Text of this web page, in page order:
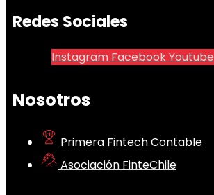
Redes Sociales
Instagram FacebookYoutube
Nosotros
Primera Fintech Contable
Asociación FinteChile